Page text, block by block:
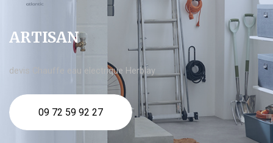
ARTISAN
devis Chauffe eau electrique Herblay
09 72 59 92 27